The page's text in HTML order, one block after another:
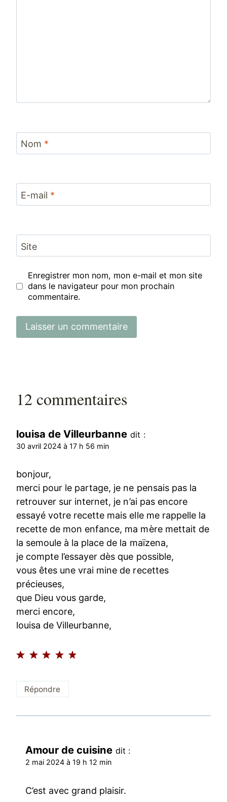
Nom *
E-mail *
Site
Enregistrer mon nom, mon e-mail et mon site
dans le navigateur pour mon prochain
commentaire.
12 commentaires
louisa de Villeurbanne dit :
30 avril 2024 à 17 h 56 min
bonjour,
merci pour le partage, je ne pensais pas la
retrouver sur internet, je n’ai pas encore
essayé votre recette mais elle me rappelle la
recette de mon enfance, ma mère mettait de
la semoule à la place de la maïzena,
je compte l’essayer dès que possible,
vous êtes une vrai mine de recettes
précieuses,
que Dieu vous garde,
merci encore,
louisa de Villeurbanne,
Répondre
Amour de cuisine dit :
2 mai 2024 à 19 h 12 min
C’est avec grand plaisir.